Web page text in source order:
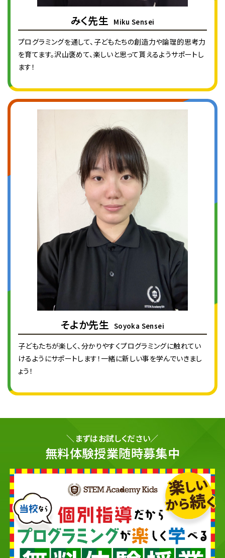
みく先生 Miku Sensei
プログラミングを通して、子どもたちの創造力や論理的思考力
を育てます。沢山褒めて、楽しいと思って貰えるようサポートし
ます！
そよか先生 Soyoka Sensei
子どもたちが楽しく、分かりやすくプログラミングに触れてい
けるようにサポートします！一緒に新しい事を学んでいきまし
ょう！
＼まずはお試しください／
無料体験授業随時募集中